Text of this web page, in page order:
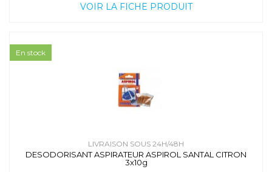
VOIR LA FICHE PRODUIT
LIVRAISON SOUS 24H/48H
DESODORISANT ASPIRATEUR ASPIROL SANTAL CITRON
3x10g
En stock